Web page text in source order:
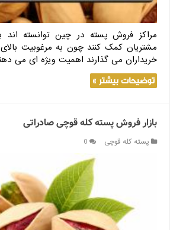
مشتریان کمک کنند چون به مرغوبیت
خریداران می گذارند اهمیت ویژه ای می
توضیحات بیشتر »
بازار فروش پسته کله قوچی صادراتی
پسته کله قوچی 0